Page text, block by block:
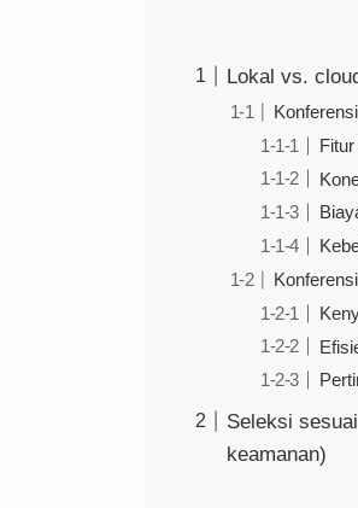
Lokal vs.
Seleksi
keamanan)